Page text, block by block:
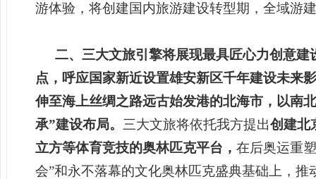
游体验，将创建国内旅游建设转型期，全域游
二、三大文旅引擎将展现最具匠心力创意
点，呼应国家新近设置雄安新区千年建设未来
伸至海上丝绸之路远古始发港的北海市，以南
承”建设布局。 三大文旅将依托我方提出创建北
立方等体育竞技的奥林匹克平台， 在后奥运重
会”和永不落幕的文化奥林匹克盛典基础上， 推